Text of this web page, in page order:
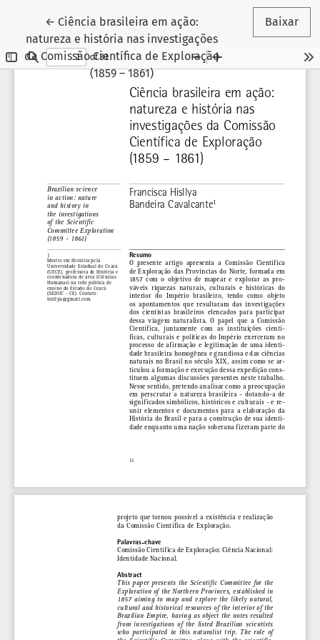
← Voltar aos Detalhes do Artigo
Ciência brasileira em ação:
natureza e história nas investigações
da Comissão Científica de Exploração
(1859 – 1861)
Baixar